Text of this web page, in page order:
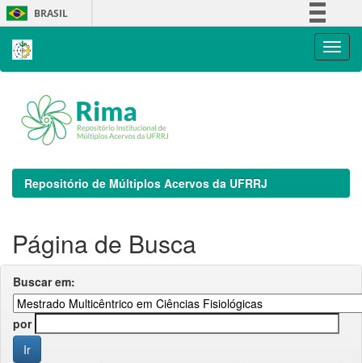
Skip
navigation
BRASIL
Repositório de Múltiplos Acervos da UFRRJ
Página de Busca
Buscar em:
por